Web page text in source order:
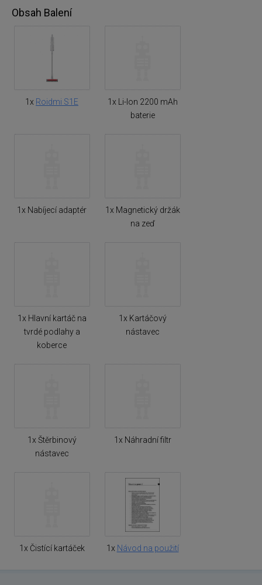
Obsah Balení
1x Roidmi S1E
1x Li-Ion 2200 mAh
baterie
1x Nabíjecí adaptér
1x Magnetický držák
na zeď
1x Hlavní kartáč na
tvrdé podlahy a
koberce
1x Kartáčový
nástavec
1x Štěrbinový
nástavec
1x Náhradní filtr
1x Čistící kartáček 1x Návod na použití